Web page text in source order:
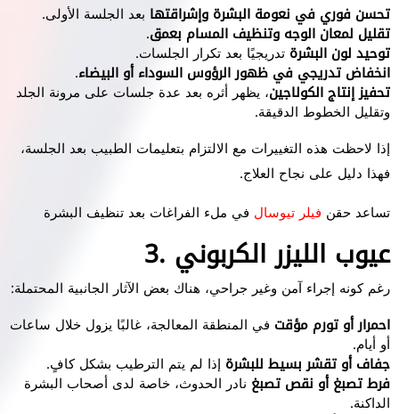
تحسن فوري في نعومة البشرة وإشراقتها بعد الجلسة الأولى.
تقليل لمعان الوجه وتنظيف المسام بعمق.
توحيد لون البشرة تدريجيًا بعد تكرار الجلسات.
انخفاض تدريجي في ظهور الرؤوس السوداء أو البيضاء.
تحفيز إنتاج الكولاجين، يظهر أثره بعد عدة جلسات على مرونة الجلد
وتقليل الخطوط الدقيقة.
إذا لاحظت هذه التغييرات مع الالتزام بتعليمات الطبيب بعد الجلسة،
فهذا دليل على نجاح العلاج.
تساعد حقن فيلر تيوسال في ملء الفراغات بعد تنظيف البشرة
3. عيوب الليزر الكربوني
رغم كونه إجراء آمن وغير جراحي، هناك بعض الآثار الجانبية المحتملة:
احمرار أو تورم مؤقت في المنطقة المعالجة، غالبًا يزول خلال ساعات
أو أيام.
جفاف أو تقشر بسيط للبشرة إذا لم يتم الترطيب بشكل كافٍ.
فرط تصبغ أو نقص تصبغ نادر الحدوث، خاصة لدى أصحاب البشرة
الداكنة.